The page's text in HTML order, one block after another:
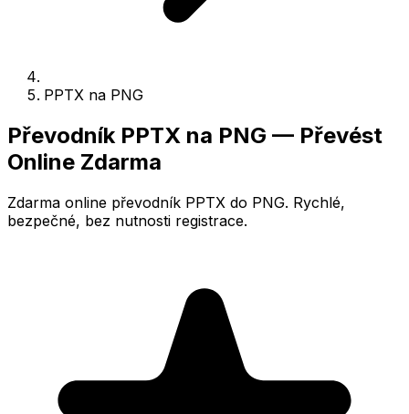
PPTX na PNG
Převodník PPTX na PNG — Převést
Online Zdarma
Zdarma online převodník PPTX do PNG. Rychlé,
bezpečné, bez nutnosti registrace.